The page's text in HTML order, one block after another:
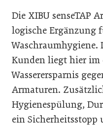
Die XIBU senseTAP
logische Ergänzung
Waschraumhygiene.
Kunden liegt hier im
Wasserersparnis
Armaturen.
Hygienespülung,
ein Sicherheitsstopp